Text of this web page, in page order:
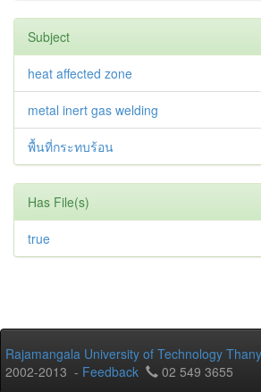
Subject
heat affected zone
metal inert gas welding
พื้นที่กระทบร้อน
Has File(s)
true
Rajamangala University of Technology
2002-2013 - Feedback 02 549 3655